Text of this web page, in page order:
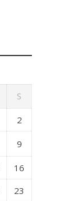
S
2
9
16
23